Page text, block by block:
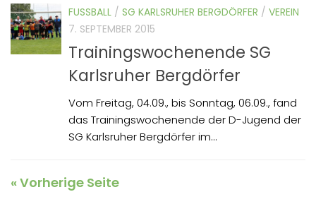
FUSSBALL / SG KARLSRUHER BERGDÖRFER / VEREIN
7. SEPTEMBER 2015
Trainingswochenende SG
Karlsruher Bergdörfer
Vom Freitag, 04.09., bis Sonntag, 06.09., fand
das Trainingswochenende der D-Jugend der
SG Karlsruher Bergdörfer im...
« Vorherige Seite